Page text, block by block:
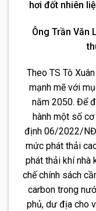
hơi đốt nhiên
Ông Trần Văn
Theo TS Tô
mạnh mẽ với
năm 2050. Để
hành một số
định 06/2022/
mức phát thải
phát thải khí nhà
chế chính sách
carbon trong
phủ, dư địa cho